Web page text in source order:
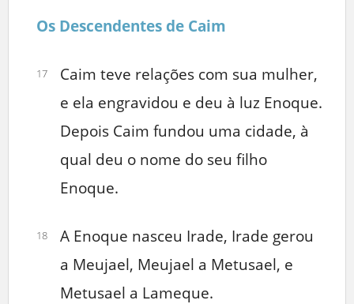
Os Descendentes de Caim
17
Caim teve relações com sua mulher,
e ela engravidou e deu à luz Enoque.
Depois Caim fundou uma cidade, à
qual deu o nome do seu filho
Enoque.
18
A Enoque nasceu Irade, Irade gerou
a Meujael, Meujael a Metusael, e
Metusael a Lameque.